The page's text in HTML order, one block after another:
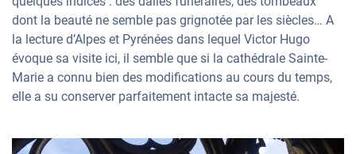
dont la beauté ne semble pas grignotée par les siècles… A
la lecture d’Alpes et Pyrénées dans lequel Victor Hugo
évoque sa visite ici, il semble que si la cathédrale Sainte-
Marie a connu bien des modifications au cours du temps,
elle a su conserver parfaitement intacte sa majesté.